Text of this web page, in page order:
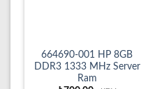
664690‐001 HP 8GB
DDR3 1333 MHz Server
Ram